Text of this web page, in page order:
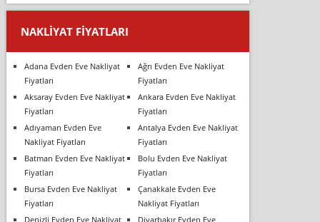
NAKLIYAT FIYATLARI
Adana Evden Eve Nakliyat
Fiyatları
Ağrı Evden Eve Nakliyat
Fiyatları
Aksaray Evden Eve Nakliyat
Fiyatları
Ankara Evden Eve Nakliyat
Fiyatları
Adıyaman Evden Eve
Nakliyat Fiyatları
Antalya Evden Eve Nakliyat
Fiyatları
Batman Evden Eve Nakliyat
Fiyatları
Bolu Evden Eve Nakliyat
Fiyatları
Bursa Evden Eve Nakliyat
Fiyatları
Çanakkale Evden Eve
Nakliyat Fiyatları
Denizli Evden Eve Nakliyat
Diyarbakır Evden Eve